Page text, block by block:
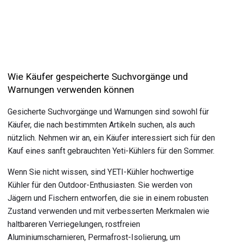
Wie Käufer gespeicherte Suchvorgänge und
Warnungen verwenden können
Gesicherte Suchvorgänge und Warnungen sind sowohl für
Käufer, die nach bestimmten Artikeln suchen, als auch
nützlich. Nehmen wir an, ein Käufer interessiert sich für den
Kauf eines sanft gebrauchten Yeti-Kühlers für den Sommer.
Wenn Sie nicht wissen, sind YETI-Kühler hochwertige
Kühler für den Outdoor-Enthusiasten. Sie werden von
Jägern und Fischern entworfen, die sie in einem robusten
Zustand verwenden und mit verbesserten Merkmalen wie
haltbareren Verriegelungen, rostfreien
Aluminiumscharnieren, Permafrost-Isolierung, um